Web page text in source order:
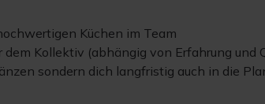
Küchen im Team
Kollektiv (abhängig von Erfahrung und
sondern dich langfristig auch in die